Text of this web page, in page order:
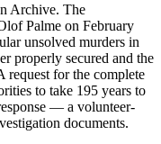
Archive. The
Palme on February
unsolved murders in
properly secured and the
request for the complete
to take 195 years to
— a volunteer-
documents.